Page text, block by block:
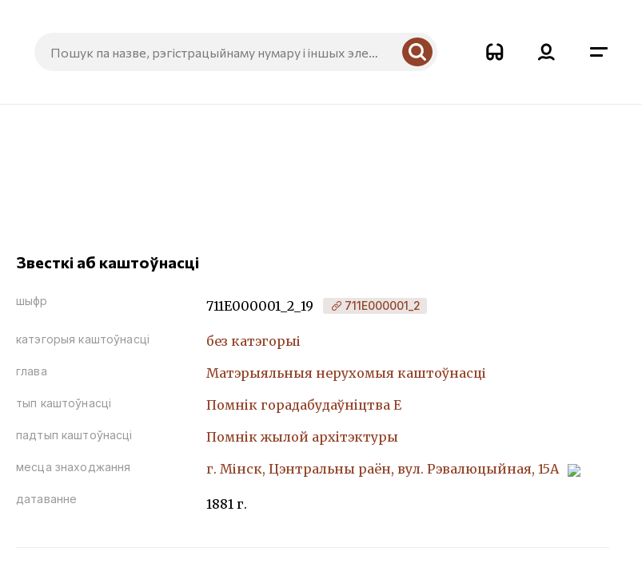
Звесткі аб каштоўнасці
шыфр 711Е000001_2_19 711Е000001_2
катэгорыя каштоўнасці без катэгорыі
глава Матэрыяльныя нерухомыя каштоўнасці
тып каштоўнасці Помнiк горадабудаўнiцтва Е
падтып каштоўнасці Помнiк жылой архiтэктуры
месца знаходжання г. Мінск, Цэнтральны раён, вул. Рэвалюцыйная, 15А
датаванне 1881 г.